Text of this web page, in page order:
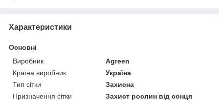
Характеристики
Основні
Виробник
Agreen
Країна виробник
Україна
Тип сітки
Захисна
Призначення сітки
Захист рослин від сонця